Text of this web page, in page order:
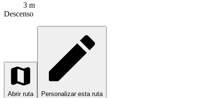
3 m
Descenso
Abrir ruta Personalizar esta ruta